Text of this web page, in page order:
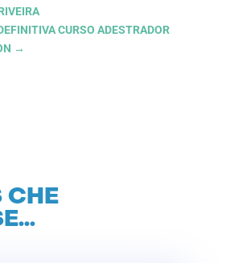
CURSO ADESTRADOR
→
CHE